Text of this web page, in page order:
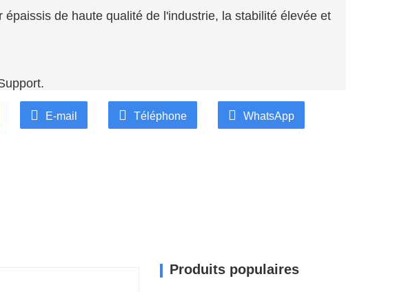
épaissis de haute qualité de l'industrie, la stabilité élevée et
vente après-vente professionnel, bienvenue à s'enquérir à
E-mail Téléphone WhatsApp
Produits populaires